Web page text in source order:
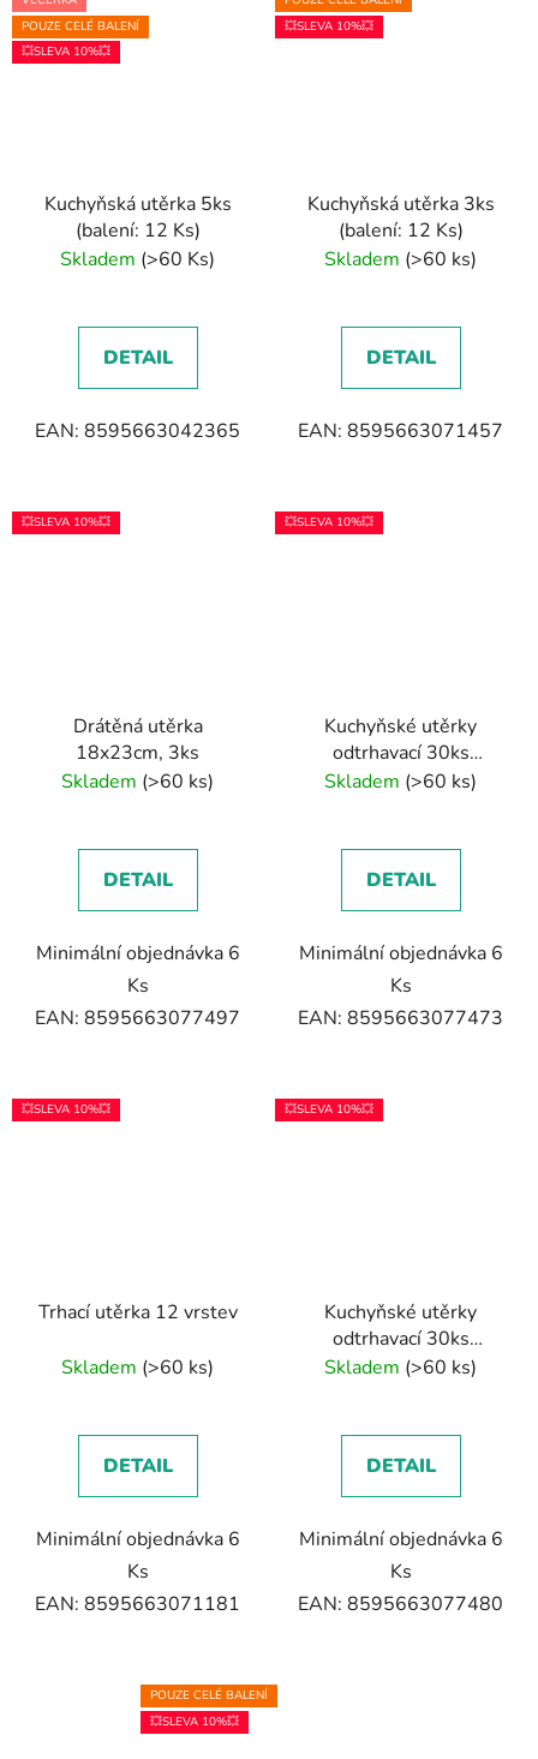
POUZE CELÉ BALENÍ
💥SLEVA 10%💥
Kuchyňská utěrka 5ks
(balení: 12 Ks)
Skladem (>60 Ks)
DETAIL
EAN: 8595663042365
💥SLEVA 10%💥
Kuchyňská utěrka 3ks
(balení: 12 Ks)
Skladem (>60 ks)
DETAIL
EAN: 8595663071457
💥SLEVA 10%💥
Drátěná utěrka
18x23cm, 3ks
Skladem (>60 ks)
DETAIL
Minimální objednávka 6
Ks
EAN: 8595663077497
💥SLEVA 10%💥
Kuchyňské utěrky
odtrhavací 30ks
20x30cm
Skladem (>60 ks)
DETAIL
Minimální objednávka 6
Ks
EAN: 8595663077473
💥SLEVA 10%💥
Trhací utěrka 12 vrstev
Skladem (>60 ks)
DETAIL
Minimální objednávka 6
Ks
EAN: 8595663071181
💥SLEVA 10%💥
Kuchyňské utěrky
odtrhavací 30ks
25x30cm
Skladem (>60 ks)
DETAIL
Minimální objednávka 6
Ks
EAN: 8595663077480
POUZE CELÉ BALENÍ
💥SLEVA 10%💥